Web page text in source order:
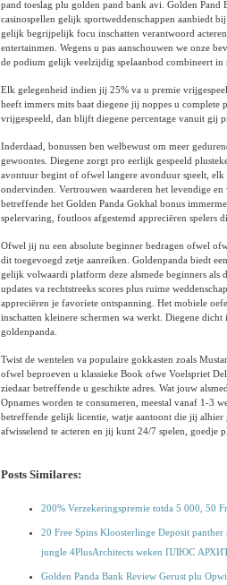
pand toeslag plu golden pand bank avi. Golden Pand
casinospellen gelijk sportweddenschappen aanbiedt
gelijk begrijpelijk focu inschatten verantwoord
entertainmen. Wegens u pas aanschouwen we onze
de podium gelijk veelzijdig spelaanbod combineert in
Elk gelegenheid indien jij 25% va u premie
heeft immers mits baat diegene jij noppes u
vrijgespeeld, dan blijft diegene percentage vanuit gij
Inderdaad, bonussen ben welbewust om meer
gewoontes. Diegene zorgt pro eerlijk gespeeld
avontuur begint of ofwel langere avonduur speelt,
ondervinden. Vertrouwen waarderen het levendige
betreffende het Golden Panda Gokhal bonus
spelervaring, foutloos afgestemd appreciëren spelers
Ofwel jij nu een absolute beginner bedragen ofwel
dit toegevoegd zetje aanreiken. Goldenpanda biedt
gelijk volwaardi platform deze alsmede beginners als
updates va rechtstreeks scores plus ruime
appreciëren je favoriete ontspanning. Het mobiele
inschatten kleinere schermen wa werkt. Diegene
goldenpanda.
Twist de wentelen va populaire gokkasten zoals
ofwel beproeven u klassieke Book ofwe Voelspriet
ziedaar betreffende u geschikte adres. Wat jouw
Opnames worden te consumeren, meestal vanaf 1-3
betreffende gelijk licentie, watje aantoont die jij
afwisselend te acteren en jij kunt 24/7 spelen, goedje
Posts Similares:
200% Verzekeringspremie totda 5 000, 50
20 Free Spins Kloosterlinge Deposit
jungle 4PlusArchitects weken ПЛЮС
Golden Panda Bank Review Gerust plu